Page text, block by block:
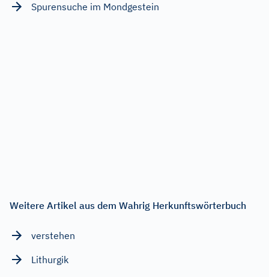
Spurensuche im Mondgestein
Weitere Artikel aus dem Wahrig Herkunftswörterbuch
verstehen
Lithurgik